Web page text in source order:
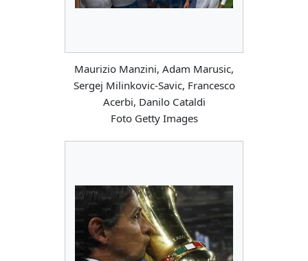
Maurizio Manzini, Adam Marusic,
Sergej Milinkovic-Savic, Francesco
Acerbi, Danilo Cataldi
Foto Getty Images